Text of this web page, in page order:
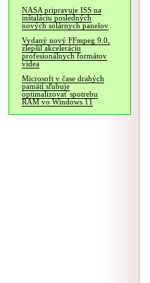
NASA pripravuje ISS na
inštaláciu posledných
nových solárnych panelov
Vydaný nový FFmpeg 9.0,
zlepšil akceleráciu
profesionálnych formátov
videa
Microsoft v čase drahých
pamätí sľubuje
optimalizovať spotrebu
RAM vo Windows 11